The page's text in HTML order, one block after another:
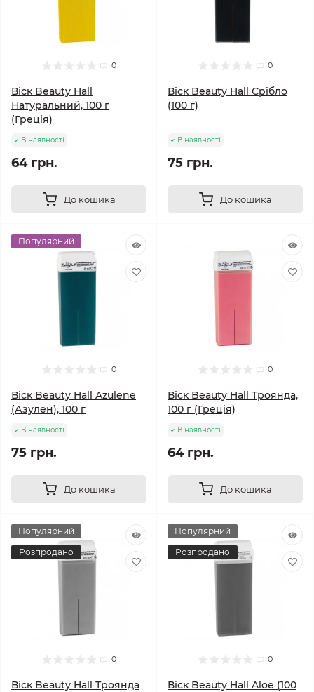
0
Віск Beauty Hall
Натуральний, 100 г
(Греція)
В наявності
64 грн.
До кошика
0
Віск Beauty Hall Срібло
(100 г)
В наявності
75 грн.
До кошика
Популярний
0
Віск Beauty Hall Azulene
(Азулен), 100 г
В наявності
75 грн.
До кошика
0
Віск Beauty Hall Троянда,
100 г (Греція)
В наявності
64 грн.
До кошика
Популярний
Розпродано
0
Віск Beauty Hall Троянда
Популярний
Розпродано
0
Віск Beauty Hall Aloe (100